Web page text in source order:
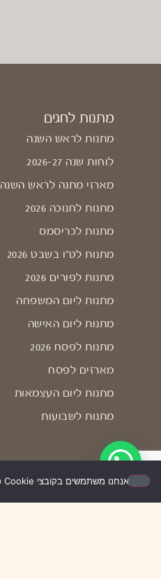
מתנות לחגים
מתנות לראש השנה
לוחות שנה 2026-27
מארזי מתנה לראש השנה
מתנות לחנוכה 2026
מתנות לכריסמס
מתנות לט"ו בשבט 2026
מתנות לפורים 2026
מתנות ליום המשפחה
מתנות ליום האישה
מתנות לפסח 2026
מארזים לפסח
מתנות ליום העצמאות
מתנות לשבועות
אנחנו משתמשים בקובצי Cookie כדי לשפר את החוויה שלך באתר. באישור השימוש – האתר יעבוד בצורה הטובה ביותר עבורך. אם לא תאשר/י, ייתכן שחלק מהאפשרויות לא יפעלו.